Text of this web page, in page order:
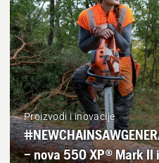
Proizvodi i inovacije
– nova 550 XP® Mark II i